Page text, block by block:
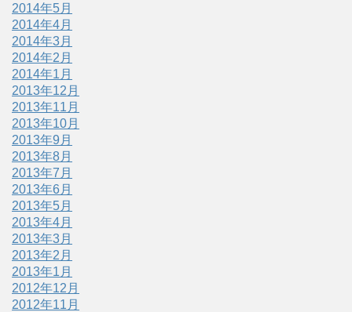
2014年5月
2014年4月
2014年3月
2014年2月
2014年1月
2013年12月
2013年11月
2013年10月
2013年9月
2013年8月
2013年7月
2013年6月
2013年5月
2013年4月
2013年3月
2013年2月
2013年1月
2012年12月
2012年11月